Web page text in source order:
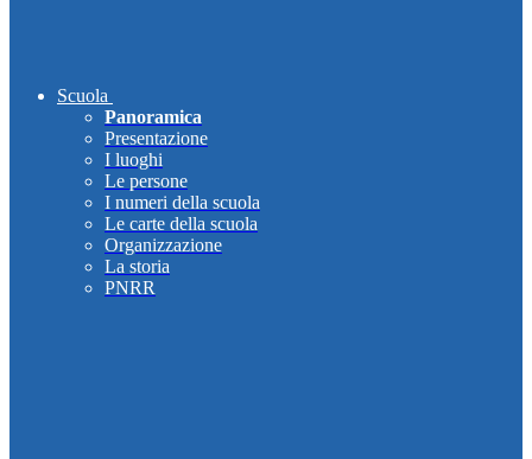
Scuola
Panoramica
Presentazione
I luoghi
Le persone
I numeri della scuola
Le carte della scuola
Organizzazione
La storia
PNRR